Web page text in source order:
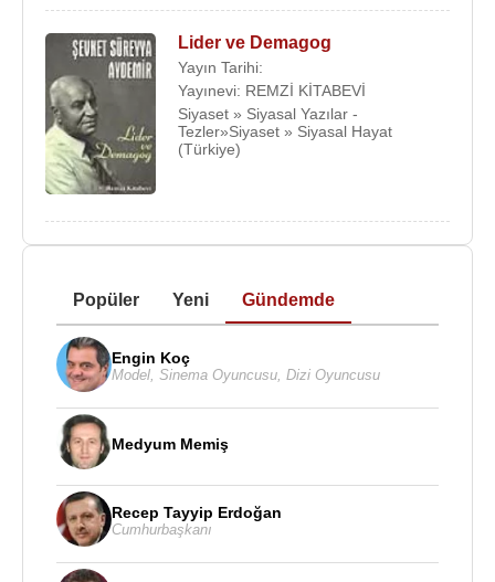
Lider ve Demagog
Yayın Tarihi:
Yayınevi: REMZİ KİTABEVİ
Siyaset » Siyasal Yazılar -
Tezler»Siyaset » Siyasal Hayat
(Türkiye)
Popüler Yeni Gündemde
Engin Koç
Model, Sinema Oyuncusu, Dizi Oyuncusu
Medyum Memiş
Recep Tayyip Erdoğan
Cumhurbaşkanı